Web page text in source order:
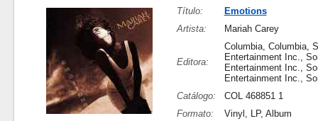
Título:
Emotions
Artista:
Mariah Carey
Editora:
Columbia, Columbia,
Entertainment Inc.,
Entertainment Inc.,
Entertainment Inc.,
Catálogo:
COL 468851 1
Formato:
Vinyl, LP, Album